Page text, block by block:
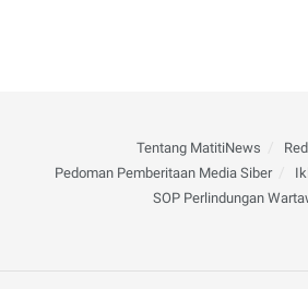
Tentang MatitiNews
Pedoman Pemberitaan Media Siber
SOP Perlindungan